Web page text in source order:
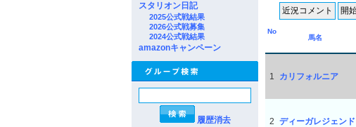
スタリオン日記
2025公式戦結果
2026公式戦募集
2024公式戦結果
amazonキャンペーン
履歴消去
No
馬名
1 カリフォルニア
2 ディーガレジェンド